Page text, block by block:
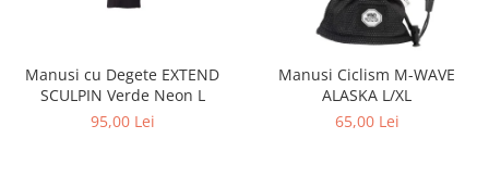
Manusi cu Degete EXTEND
SCULPIN Verde Neon L
95,00 Lei
Manusi Ciclism M-WAVE
ALASKA L/XL
65,00 Lei